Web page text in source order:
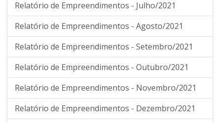
Relatório de Empreendimentos - Julho/2021
Relatório de Empreendimentos - Agosto/2021
Relatório de Empreendimentos - Setembro/2021
Relatório de Empreendimentos - Outubro/2021
Relatório de Empreendimentos - Novembro/2021
Relatório de Empreendimentos - Dezembro/2021